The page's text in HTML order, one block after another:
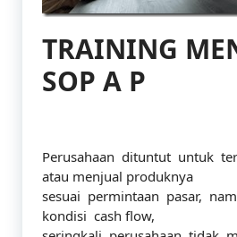
TRAINING
SOP A P
Perusahaan dituntut untuk
atau menjual produknya
sesuai permintaan pasar,
kondisi cash flow,